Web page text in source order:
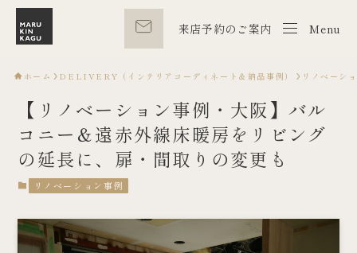
来店予約のご案内 Menu
Menu
ホーム DELIVERY（インテリアコーディネート＆納品事例） リノベーシ
【リノベーション事例・大阪】バル
コニー＆遠赤外線床暖房をリビング
の延長に、扉・間取りの変更も
リノベーション事例